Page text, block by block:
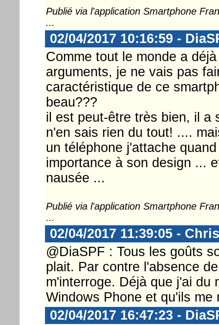
Publié via l'application Smartphone
...
02/04/2017 10:16:59 -
Comme tout le monde a
arguments, je ne vais pas
caractéristique de ce
beau???
il est peut-être très bien, il a
n'en sais rien du tout! ....
un téléphone j'attache
importance à son design ...
nausée ...
Publié via l'application Smartphone
...
02/04/2017 11:39:05 -
@DiaSPF : Tous les goûts
plait. Par contre l'absence
m'interroge. Déjà que j'ai du
Windows Phone et qu'ils me
02/04/2017 16:47:23 -